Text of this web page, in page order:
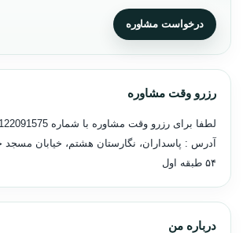
درخواست مشاوره
رزرو وقت مشاوره
لطفا برای رزرو وقت مشاوره با شماره
آدرس : پاسداران، نگارستان هشتم، خیابان مسجد
۵۴ طبقه اول
درباره من